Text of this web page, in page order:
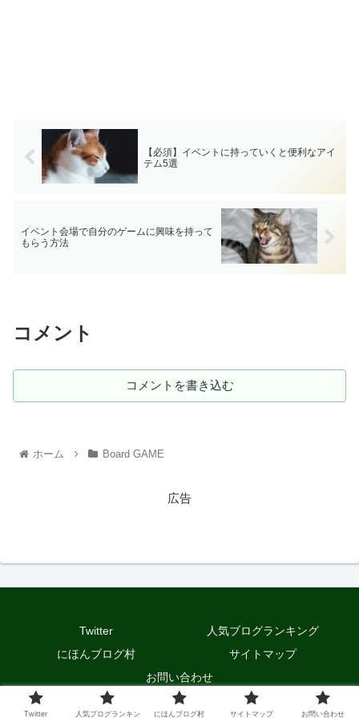
【必須】イベントに持っていくと便利なアイ
テム5選
イベント会場で自分のゲームに興味を持って
もらう方法
コメント
コメントを書き込む
ホーム Board GAME
広告
Twitter
人気ブログランキング
にほんブログ村
サイトマップ
お問い合わせ
© 2020 ノアのWeblog.
Twitter 人気ブログランキン にほんブログ村 サイトマップ お問い合わせ